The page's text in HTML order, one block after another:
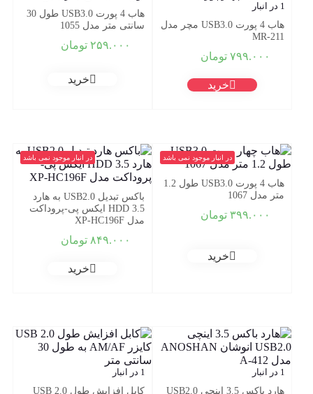
1 در انبار
هاب 4 پورت USB3.0 مچر مدل
MR-211
۷۹۹.۰۰۰ تومان
خرید
هاب 4 پورت USB3.0 طول 30
سانتی متر مدل 1055
۲۵۹.۰۰۰ تومان
خرید
در انبار موجود نمی باشد
هاب 4 پورت USB3.0 طول 1.2
متر مدل 1067
۳۹۹.۰۰۰ تومان
خرید
در انبار موجود نمی باشد
باکس تبدیل USB2.0 به هارد
HDD 3.5 ایکس پی-پروداکت
مدل XP-HC196F
۸۴۹.۰۰۰ تومان
خرید
1 در انبار
هارد باکس 3.5 اینچی USB2.0
1 در انبار
کابل افزایش طول USB 2.0